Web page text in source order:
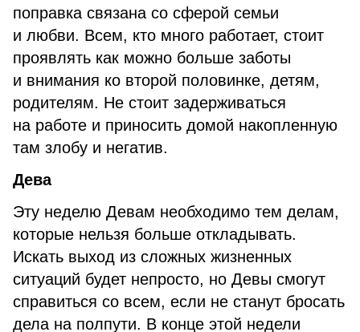
поправка связана со сферой семьи
и любви. Всем, кто много работает, стоит
проявлять как можно больше заботы
и внимания ко второй половинке, детям,
родителям. Не стоит задерживаться
на работе и приносить домой накопленную
там злобу и негатив.
Дева
Эту неделю Девам необходимо тем делам,
которые нельзя больше откладывать.
Искать выход из сложных жизненных
ситуаций будет непросто, но Девы смогут
справиться со всем, если не станут бросать
дела на полпути. В конце этой недели